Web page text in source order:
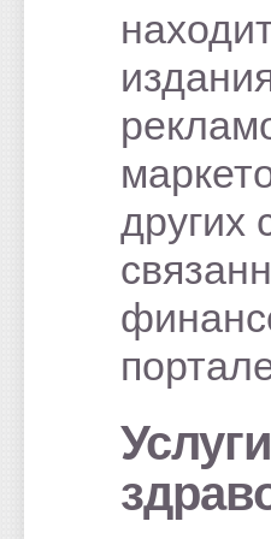
других
Услуги